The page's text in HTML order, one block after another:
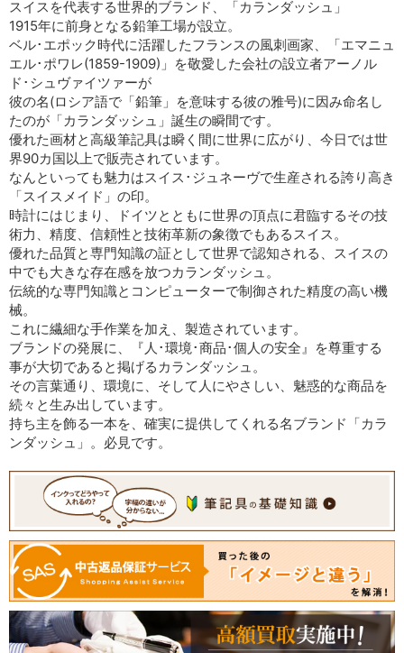
スイスを代表する世界的ブランド、「カランダッシュ」
1915年に前身となる鉛筆工場が設立。
ベル･エポック時代に活躍したフランスの風刺画家、「エマニュ
エル･ポワレ(1859-1909)」を敬愛した会社の設立者アーノル
ド･シュヴァイツァーが
彼の名(ロシア語で「鉛筆」を意味する彼の雅号)に因み命名し
たのが「カランダッシュ」誕生の瞬間です。
優れた画材と高級筆記具は瞬く間に世界に広がり、今日では世
界90カ国以上で販売されています。
なんといっても魅力はスイス･ジュネーヴで生産される誇り高き
「スイスメイド」の印。
時計にはじまり、ドイツとともに世界の頂点に君臨するその技
術力、精度、信頼性と技術革新の象徴でもあるスイス。
優れた品質と専門知識の証として世界で認知される、スイスの
中でも大きな存在感を放つカランダッシュ。
伝統的な専門知識とコンピューターで制御された精度の高い機
械。
これに繊細な手作業を加え、製造されています。
ブランドの発展に、『人･環境･商品･個人の安全』を尊重する
事が大切であると掲げるカランダッシュ。
その言葉通り、環境に、そして人にやさしい、魅惑的な商品を
続々と生み出しています。
持ち主を飾る一本を、確実に提供してくれる名ブランド「カラ
ンダッシュ」。必見です。